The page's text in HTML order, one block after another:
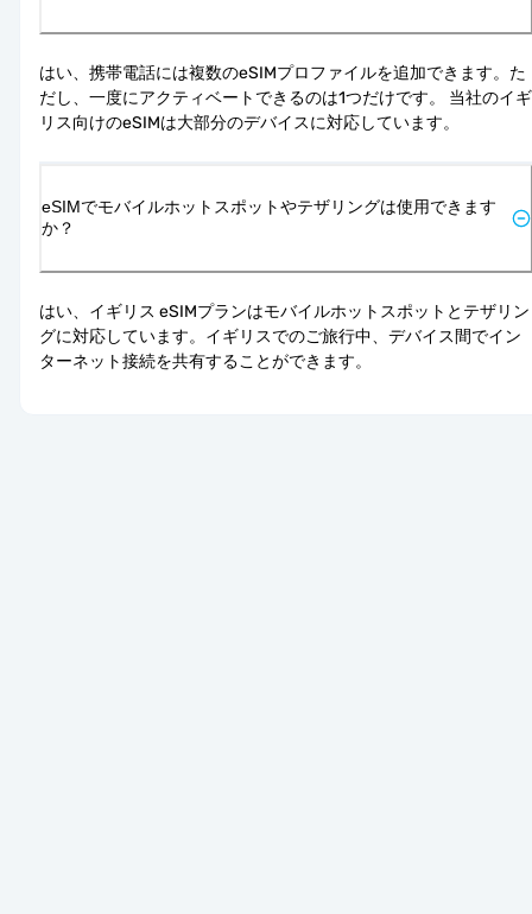
はい、携帯電話には複数のeSIMプロファイルを追加できます。た
だし、一度にアクティベートできるのは1つだけです。 当社のイギ
リス向けのeSIMは大部分のデバイスに対応しています。
eSIMでモバイルホットスポットやテザリングは使用できます
か？
はい、イギリス eSIMプランはモバイルホットスポットとテザリン
グに対応しています。イギリスでのご旅行中、デバイス間でイン
ターネット接続を共有することができます。